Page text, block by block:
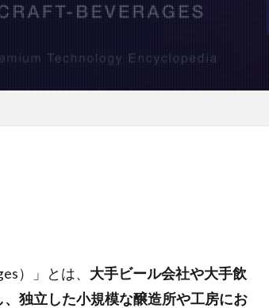
）」とは、 大手ビール会社や大手飲
独立した小規模な醸造所や工房にお